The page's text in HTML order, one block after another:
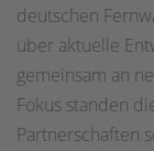
deutschen
über aktuelle
gemeinsam an
Fokus standen
Partnerschaften